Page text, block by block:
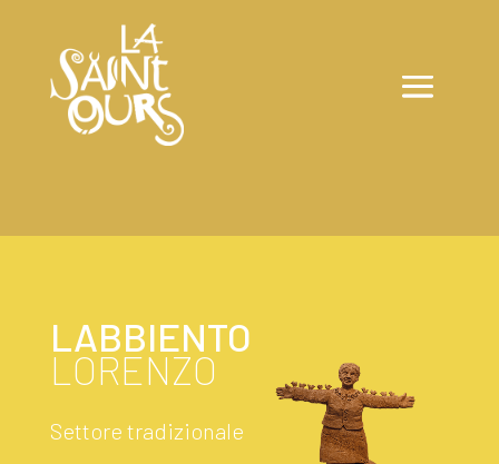
LABBIENTO
LORENZO
Settore tradizionale